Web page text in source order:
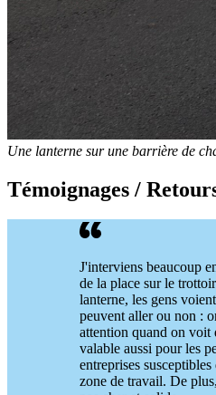
Une lanterne sur une barrière de
Témoignages /
J'interviens beaucoup
de la place sur le
lanterne, les gens
peuvent aller ou non :
attention quand on voit
valable aussi pour les
entreprises susceptibles
zone de travail. De